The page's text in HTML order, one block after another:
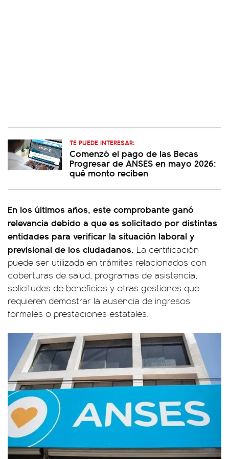
TE PUEDE INTERESAR:
Comenzó el pago de las Becas
Progresar de ANSES en mayo 2026:
qué monto reciben
En los últimos años, este comprobante ganó
relevancia debido a que es solicitado por distintas
entidades para verificar la situación laboral y
previsional de los ciudadanos. La certificación
puede ser utilizada en trámites relacionados con
coberturas de salud, programas de asistencia,
solicitudes de beneficios y otras gestiones que
requieren demostrar la ausencia de ingresos
formales o prestaciones estatales.